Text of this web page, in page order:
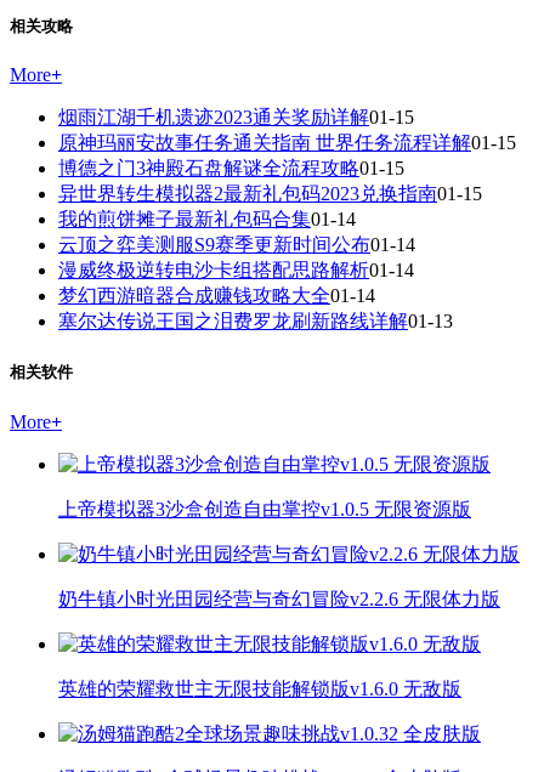
相关攻略
More+
烟雨江湖千机遗迹2023通关奖励详解01-15
原神玛丽安故事任务通关指南 世界任务流程详解01-15
博德之门3神殿石盘解谜全流程攻略01-15
异世界转生模拟器2最新礼包码2023兑换指南01-15
我的煎饼摊子最新礼包码合集01-14
云顶之弈美测服S9赛季更新时间公布01-14
漫威终极逆转电沙卡组搭配思路解析01-14
梦幻西游暗器合成赚钱攻略大全01-14
塞尔达传说王国之泪费罗龙刷新路线详解01-13
相关软件
More+
上帝模拟器3沙盒创造自由掌控v1.0.5 无限资源版
奶牛镇小时光田园经营与奇幻冒险v2.2.6 无限体力版
英雄的荣耀救世主无限技能解锁版v1.6.0 无敌版